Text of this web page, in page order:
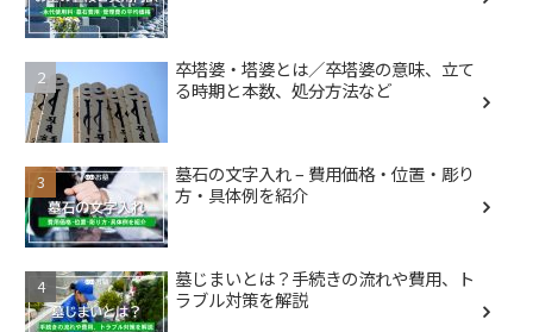
卒塔婆・塔婆とは／卒塔婆の意味、立て
る時期と本数、処分方法など
墓石の文字入れ – 費用価格・位置・彫り
方・具体例を紹介
墓じまいとは？手続きの流れや費用、ト
ラブル対策を解説